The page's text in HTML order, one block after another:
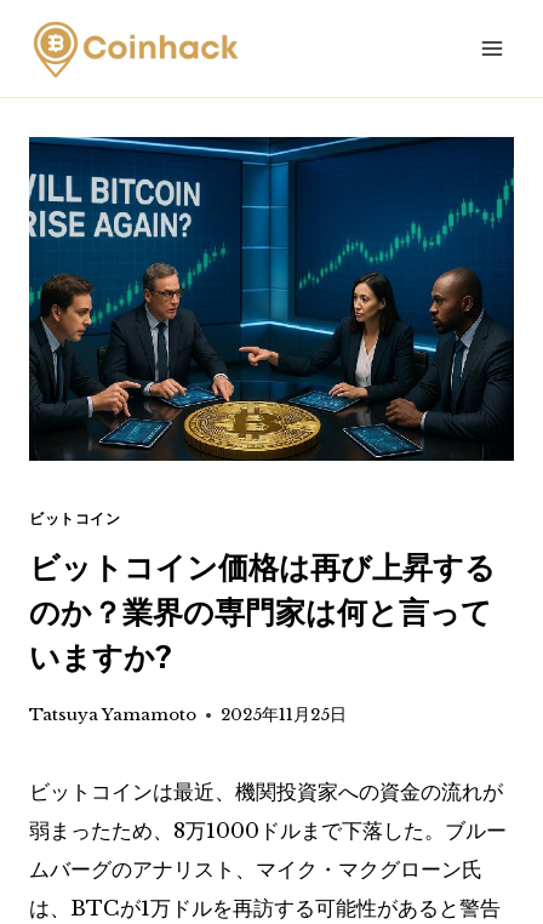
Skip
content
ビットコイン
ビットコイン価格は再び上昇する
のか？業界の専門家は何と言って
いますか?
Tatsuya Yamamoto 2025年11月25日
ビットコインは最近、機関投資家への資金の流れが
弱まったため、8万1000ドルまで下落した。ブルー
ムバーグのアナリスト、マイク・マクグローン氏
は、BTCが1万ドルを再訪する可能性があると警告